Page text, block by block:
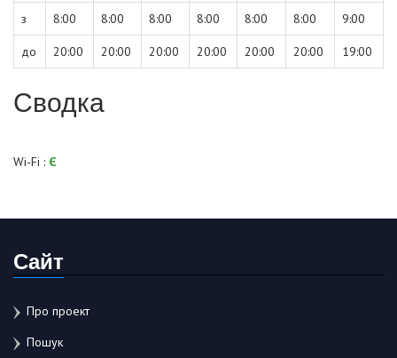
з 8:00 8:00 8:00 8:00 8:00 8:00 9:00
до 20:00 20:00 20:00 20:00 20:00 20:00 19:00
Сводка
Wi-Fi : Є
Сайт
Про проект
Пошук